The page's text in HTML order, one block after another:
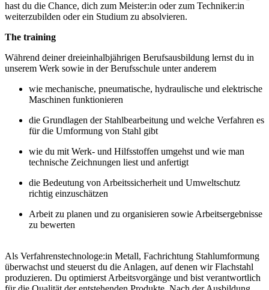
hast du die Chance, dich zum Meister:in oder zum Techniker:in
weiterzubilden oder ein Studium zu absolvieren.
The training
Während deiner dreieinhalbjährigen Berufsausbildung lernst du in
unserem Werk sowie in der Berufsschule unter anderem
wie mechanische, pneumatische, hydraulische und elektrische
Maschinen funktionieren
die Grundlagen der Stahlbearbeitung und welche Verfahren es
für die Umformung von Stahl gibt
wie du mit Werk- und Hilfsstoffen umgehst und wie man
technische Zeichnungen liest und anfertigt
die Bedeutung von Arbeitssicherheit und Umweltschutz
richtig einzuschätzen
Arbeit zu planen und zu organisieren sowie Arbeitsergebnisse
zu bewerten
Als Verfahrenstechnologe:in Metall, Fachrichtung Stahlumformung
überwachst und steuerst du die Anlagen, auf denen wir Flachstahl
produzieren. Du optimierst Arbeitsvorgänge und bist verantwortlich